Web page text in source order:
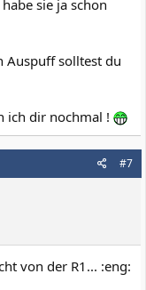
habe sie ja schon
Auspuff solltest du
ich dir nochmal !
#7
von der R1... :eng: